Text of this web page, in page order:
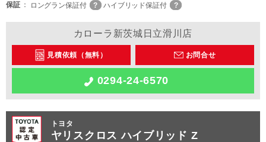
保証
ロングラン保証付 ハイブリッド保証付
カローラ新茨城日立滑川店
見積依頼（無料） お問合せ
0294-24-6570
トヨタ
ヤリスクロス ハイブリッド Z